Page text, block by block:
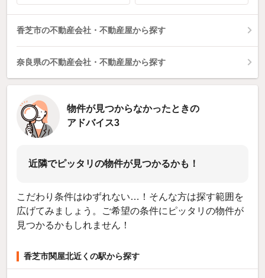
香芝市の不動産会社・不動産屋から探す
奈良県の不動産会社・不動産屋から探す
物件が見つからなかったときの
アドバイス3
近隣でピッタリの物件が見つかるかも！
こだわり条件はゆずれない…！そんな方は探す範囲を
広げてみましょう。ご希望の条件にピッタリの物件が
見つかるかもしれません！
香芝市関屋北近くの駅から探す